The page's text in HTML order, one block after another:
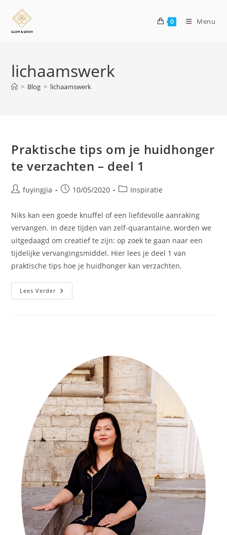
0 Menu
lichaamswerk
> Blog > lichaamswerk
Praktische tips om je huidhonger
te verzachten – deel 1
fuyingjia 10/05/2020 Inspiratie
Niks kan een goede knuffel of een liefdevolle aanraking
vervangen. In deze tijden van zelf-quarantaine, worden we
uitgedaagd om creatief te zijn: op zoek te gaan naar een
tijdelijke vervangingsmiddel. Hier lees je deel 1 van
praktische tips hoe je huidhonger kan verzachten.
Lees Verder